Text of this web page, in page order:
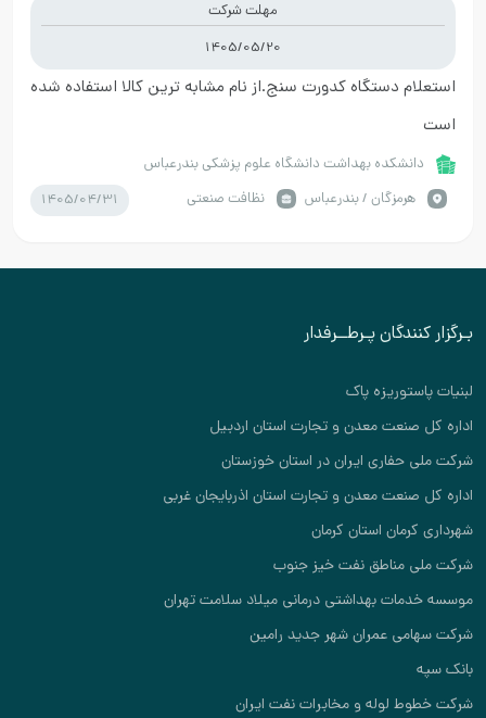
مهلت شرکت
1405/05/20
استعلام دستگاه کدورت سنج.از نام مشابه ترین کالا استفاده شده
است
دانشکده بهداشت دانشگاه علوم پزشکی بندرعباس
هرمزگان / بندرعباس
نظافت صنعتی 1405/04/31
بـرگزار کنندگان پـرطــرفدار
لبنیات پاستوریزه پاک
اداره کل صنعت معدن و تجارت استان اردبیل
شرکت ملی حفاری ایران در استان خوزستان
اداره کل صنعت معدن و تجارت استان اذربایجان غربی
شهرداری کرمان استان کرمان
شرکت ملی مناطق نفت خیز جنوب
موسسه خدمات بهداشتی درمانی میلاد سلامت تهران
شرکت سهامی عمران شهر جدید رامین
بانک سپه
شرکت خطوط لوله و مخابرات نفت ایران